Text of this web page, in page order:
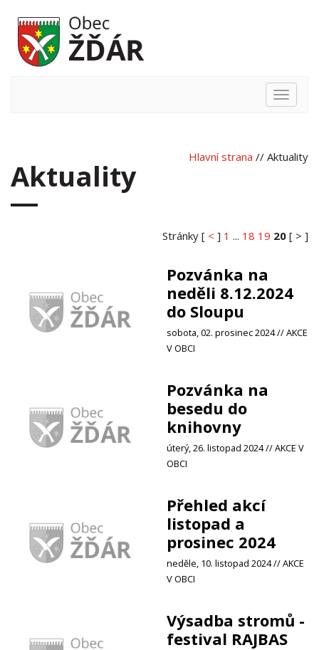
Hlavní
Hlavní strana // Aktuality
Aktuality
Stránky [ < ] 1 ... 18 19 20 [ > ]
Pozvánka na
neděli 8.12.2024
do Sloupu
sobota, 02. prosinec 2024 // AKCE
V OBCI
Pozvánka na
besedu do
knihovny
úterý, 26. listopad 2024 // AKCE V
OBCI
Přehled akcí
listopad a
prosinec 2024
neděle, 10. listopad 2024 // AKCE
V OBCI
Výsadba stromů -
festival RAJBAS